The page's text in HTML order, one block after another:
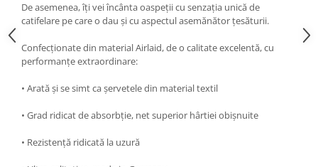
De asemenea, îți vei încânta oaspeții cu senzația unică de
catifelare pe care o dau și cu aspectul asemănător țesăturii.
Confecționate din material Airlaid, de o calitate excelentă, cu
performanțe extraordinare:
• Arată și se simt ca șervetele din material textil
• Grad ridicat de absorbție, net superior hârtiei obișnuite
• Rezistență ridicată la uzură